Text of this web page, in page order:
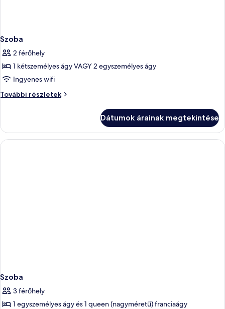
Szoba
2 férőhely
1 kétszemélyes ágy VAGY 2 egyszemélyes ágy
Ingyenes wifi
További részletek
Szoba
Dátumok árainak megtekintése
Szoba
3 férőhely
1 egyszemélyes ágy és 1 queen (nagyméretű) franciaágy